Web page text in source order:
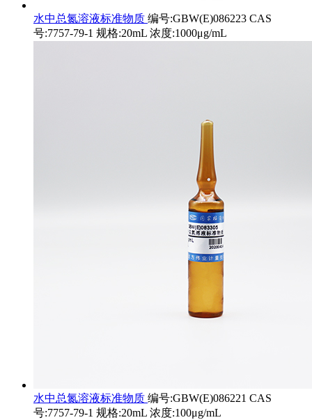
水中总氮溶液标准物质 编号:GBW(E)086223 CAS
号:7757-79-1 规格:20mL 浓度:1000μg/mL
水中总氮溶液标准物质 编号:GBW(E)086221 CAS
号:7757-79-1 规格:20mL 浓度:100μg/mL